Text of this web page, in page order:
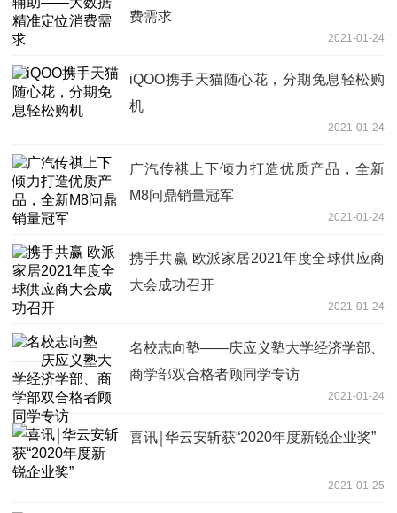
费需求
2021-01-24
iQOO携手天猫随心花，分期免息轻松购
机
2021-01-24
广汽传祺上下倾力打造优质产品，全新
M8问鼎销量冠军
2021-01-24
携手共赢 欧派家居2021年度全球供应商
大会成功召开
2021-01-24
名校志向塾——庆应义塾大学经济学部、
商学部双合格者顾同学专访
2021-01-24
喜讯￨华云安斩获“2020年度新锐企业奖”
2021-01-25